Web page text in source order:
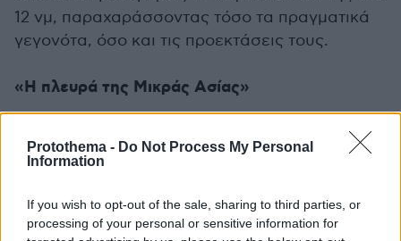
Protothema - Do Not Process My Personal
Information
If you wish to opt-out of the sale, sharing to third parties, or
processing of your personal or sensitive information for
12 νμ, παραχαράσσοντας τόσο τα πραγματικά
γεγονότα, όσο και τις προεκτάσεις τους.
«Η πλευρά της Μικράς Ασίας»
Η Τουρκία δεν προσχώρησε στη Σύμβαση διότι
ακριβώς υπήρχαν διαφορές στο Αιγαίο,
σημείο εκείνο -ξεπερνώντας κάθε όριο-
σχολίασε, απευθυνόμενος στον κ. Δένδια, πως